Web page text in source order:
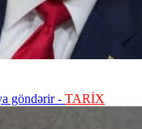
göndərir - TARİX